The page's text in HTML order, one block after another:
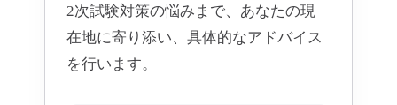
2次試験対策の悩みまで、あなたの現
在地に寄り添い、具体的なアドバイス
を行います。